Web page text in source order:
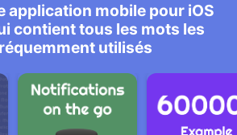
application mobile pour iOS
contient tous les mots les
utilisés